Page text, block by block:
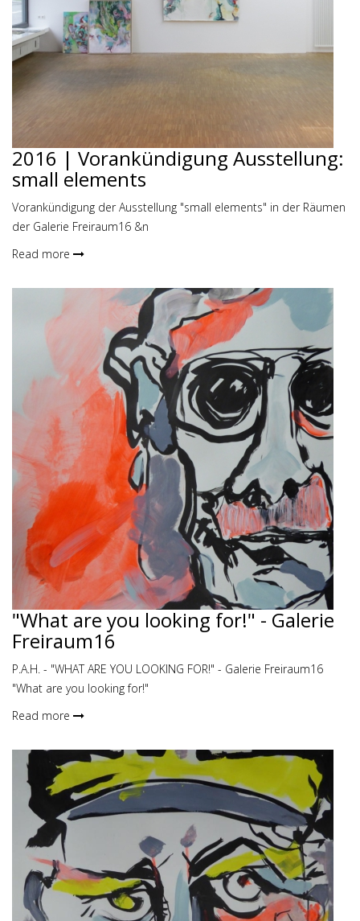
2016 | Vorankündigung Ausstellung:
small elements
Vorankündigung der Ausstellung "small elements" in der Räumen
der Galerie Freiraum16 &n
Read more
"What are you looking for!" - Galerie
Freiraum16
P.A.H. - "WHAT ARE YOU LOOKING FOR!" - Galerie Freiraum16
"What are you looking for!"
Read more